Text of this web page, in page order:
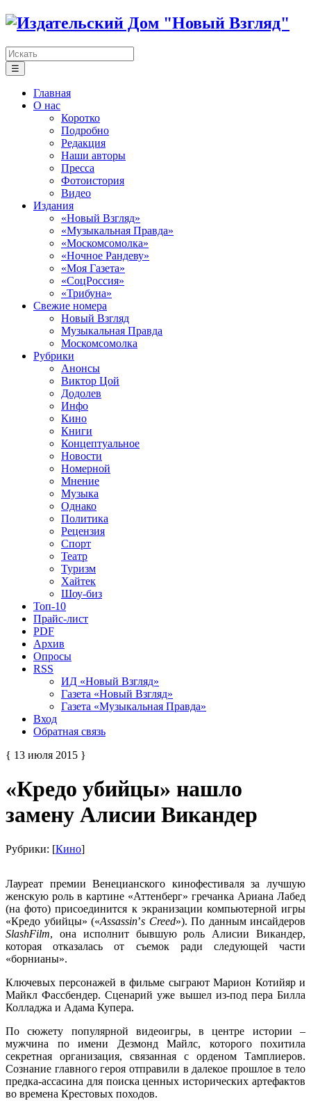
☰
Главная
О нас
Коротко
Подробно
Редакция
Наши авторы
Пресса
Фотоистория
Видео
Издания
«Новый Взгляд»
«Музыкальная Правда»
«Москомсомолка»
«Ночное Рандеву»
«Моя Газета»
«СоцРоссия»
«Трибуна»
Свежие номера
Новый Взгляд
Музыкальная Правда
Москомсомолка
Рубрики
Анонсы
Виктор Цой
Додолев
Инфо
Кино
Книги
Концептуальное
Новости
Номерной
Мнение
Музыка
Однако
Политика
Рецензия
Спорт
Театр
Туризм
Хайтек
Шоу-биз
Топ-10
Прайс-лист
PDF
Архив
Опросы
RSS
ИД «Новый Взгляд»
Газета «Новый Взгляд»
Газета «Музыкальная Правда»
Вход
Обратная связь
{ 13 июля 2015 }
«Кредо убийцы» нашло
замену Алисии Викандер
Рубрики: [Кино]
Лауреат премии Венецианского кинофестиваля за лучшую
женскую роль в картине «Аттенберг» гречанка Ариана Лабед
(на фото) присоединится к экранизации компьютерной игры
«Кредо убийцы» («Assassin’s Creed»). По данным инсайдеров
SlashFilm, она исполнит бывшую роль Алисии Викандер,
которая отказалась от съемок ради следующей части
«борнианы».
Ключевых персонажей в фильме сыграют Марион Котийяр и
Майкл Фассбендер. Сценарий уже вышел из-под пера Билла
Колладжа и Адама Купера.
По сюжету популярной видеоигры, в центре истории –
мужчина по имени Дезмонд Майлс, которого похитила
секретная организация, связанная с орденом Тамплиеров.
Сознание главного героя отправили в далекое прошлое в тело
предка-ассасина для поиска ценных исторических артефактов
во времена Крестовых походов.